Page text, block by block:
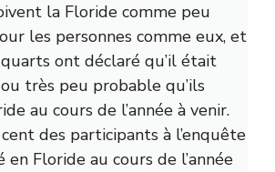
la Floride comme peu
les personnes comme eux, et
ont déclaré qu’il était
très peu probable qu’ils
au cours de l’année à venir.
des participants à l’enquête
en Floride au cours de l’année